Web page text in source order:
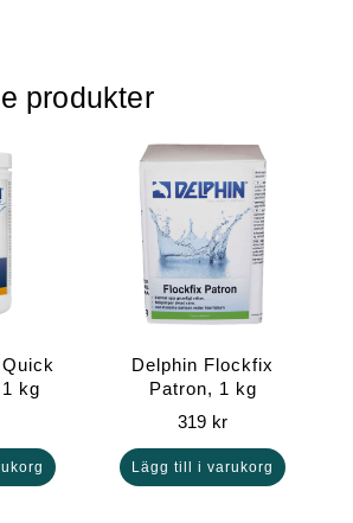
produkter
kg
Delphin Flockfix
Patron, 1 kg
319 kr
Lägg till i varukorg